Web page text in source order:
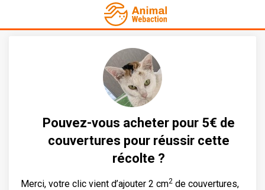
Pouvez-vous acheter pour 5€ de
couvertures pour réussir cette
récolte ?
Merci, votre clic vient d’ajouter 2 cm2 de couvertures,